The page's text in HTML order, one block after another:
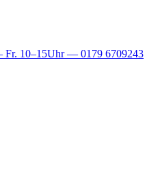
Fr. 10–15Uhr — 0179 6709243